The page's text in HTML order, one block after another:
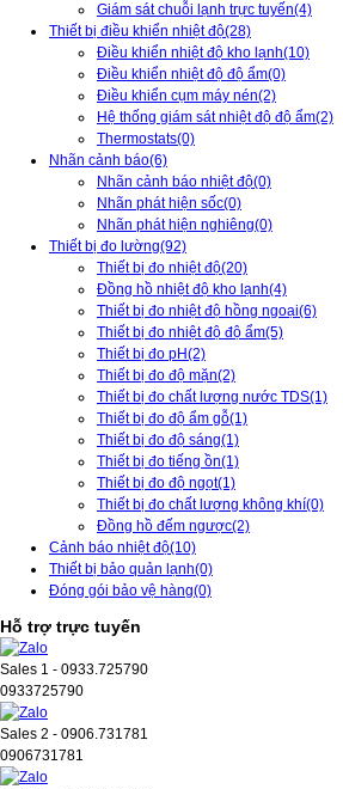
Giám sát chuỗi lạnh trực tuyến(4)
Thiết bị điều khiển nhiệt độ(28)
Điều khiển nhiệt độ kho lạnh(10)
Điều khiển nhiệt độ độ ẩm(0)
Điều khiển cụm máy nén(2)
Hệ thống giám sát nhiệt độ độ ẩm(2)
Thermostats(0)
Nhãn cảnh báo(6)
Nhãn cảnh báo nhiệt độ(0)
Nhãn phát hiện sốc(0)
Nhãn phát hiện nghiêng(0)
Thiết bị đo lường(92)
Thiết bị đo nhiệt độ(20)
Đồng hồ nhiệt độ kho lạnh(4)
Thiết bị đo nhiệt độ hồng ngoại(6)
Thiết bị đo nhiệt độ độ ẩm(5)
Thiết bị đo pH(2)
Thiết bị đo độ mặn(2)
Thiết bị đo chất lượng nước TDS(1)
Thiết bị đo độ ẩm gỗ(1)
Thiết bị đo độ sáng(1)
Thiết bị đo tiếng ồn(1)
Thiết bị đo độ ngọt(1)
Thiết bị đo chất lượng không khí(0)
Đồng hồ đếm ngược(2)
Cảnh báo nhiệt độ(10)
Thiết bị bảo quản lạnh(0)
Đóng gói bảo vệ hàng(0)
Hỗ trợ trực tuyến
Sales 1 - 0933.725790
0933725790
Sales 2 - 0906.731781
0906731781